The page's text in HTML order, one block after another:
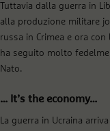
Tuttavia dalla guerra in
alla produzione militare
russa in Crimea e ora con
ha seguito molto
Nato.
… It’s the economy…
La guerra in Ucraina